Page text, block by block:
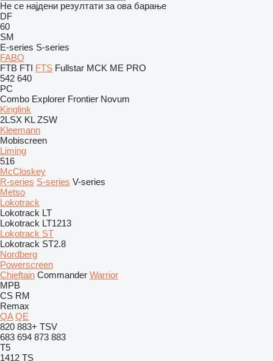
Не се најдени резултати за ова барање
DF
60
SM
E-series S-series
FABO
FTB FTI FTS Fullstar MCK ME PRO
542 640
PC
Combo Explorer Frontier Novum
Kinglink
2LSX KL ZSW
Kleemann
Mobiscreen
Liming
516
McCloskey
R-series S-series V-series
Metso
Lokotrack
Lokotrack LT
Lokotrack LT1213
Lokotrack ST
Lokotrack ST2.8
Nordberg
Powerscreen
Chieftain Commander Warrior
MPB
CS RM
Remax
QA QE
820 883+ TSV
683 694 873 883
T5
1412 TS